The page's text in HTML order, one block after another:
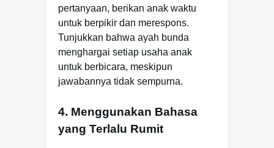
pertanyaan, berikan anak waktu
untuk berpikir dan merespons.
Tunjukkan bahwa ayah bunda
menghargai setiap usaha anak
untuk berbicara, meskipun
jawabannya tidak sempurna.
4. Menggunakan Bahasa
yang Terlalu Rumit